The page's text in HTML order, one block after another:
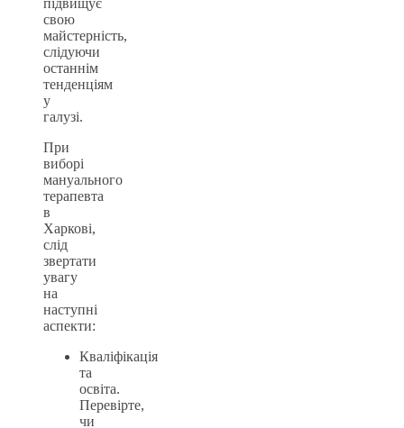
свою
майстерність,
слідуючи
останнім
тенденціям
у
галузі.
При
виборі
мануального
терапевта
в
Харкові,
слід
звертати
увагу
на
наступні
аспекти:
Кваліфікація
та
освіта.
Перевірте,
чи